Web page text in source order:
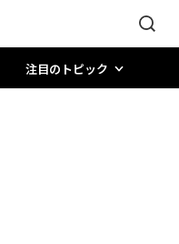
注目のトピック